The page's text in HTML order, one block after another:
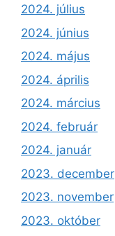
2024. július
2024. június
2024. május
2024. április
2024. március
2024. február
2024. január
2023. december
2023. november
2023. október